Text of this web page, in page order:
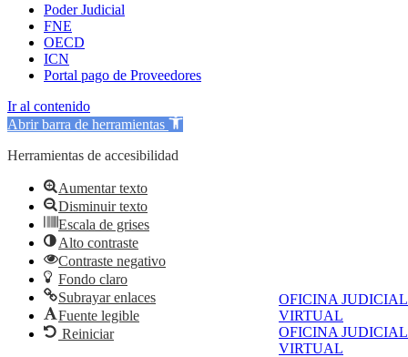
OFICINA JUDICIAL
VIRTUAL
OFICINA JUDICIAL
VIRTUAL
Poder Judicial
FNE
OECD
ICN
Portal pago de Proveedores
Ir al contenido
Abrir barra de herramientas
Herramientas de accesibilidad
Aumentar texto
Disminuir texto
Escala de grises
Alto contraste
Contraste negativo
Fondo claro
Subrayar enlaces
Fuente legible
Reiniciar